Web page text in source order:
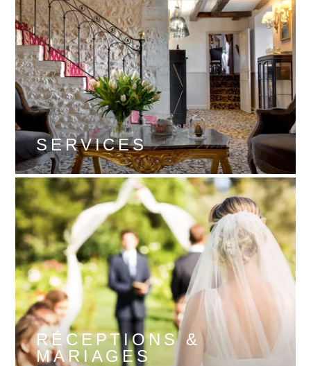
SERVICES
DÉCOUVRIR
RÉCEPTIONS &
MARIAGES